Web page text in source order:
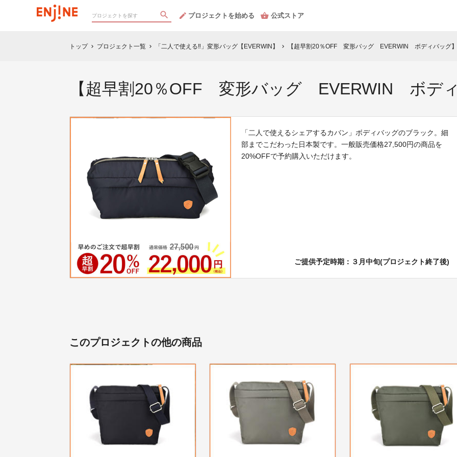
プロジェクトを始める 公式ストア
トップ chevron_right プロジェクト一覧 chevron_right 「二人で使える‼」変形バッグ【EVERWIN】 chevron_right 【超早割20％OFF 変形バッグ EVERWIN ボディバッグ
【超早割20％OFF 変形バッグ EVERWIN ボデ
「二人で使えるシェアするカバン」ボディバッグのブラック。細
部までこだわった日本製です。一般販売価格27,500円の商品を
20%OFFで予約購入いただけます。
ご提供予定時期：３月中旬(プロジェクト終了後)
このプロジェクトの他の商品